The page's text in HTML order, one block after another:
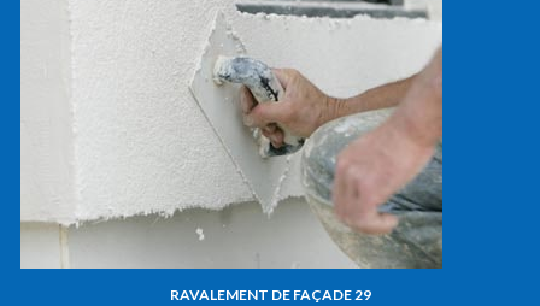
RAVALEMENT DE FAÇADE 29